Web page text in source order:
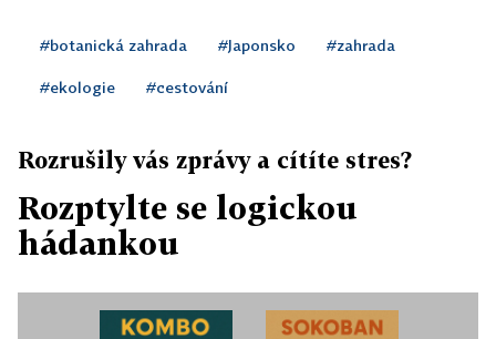
#botanická zahrada #Japonsko #zahrada
#ekologie #cestování
Rozrušily vás zprávy a cítíte stres?
Rozptylte se logickou
hádankou